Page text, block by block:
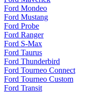
Ford Mondeo
Ford Mustang
Ford Probe
Ford Ranger
Ford S-Max
Ford Taurus
Ford Thunderbird
Ford Tourneo Connect
Ford Tourneo Custom
Ford Transit